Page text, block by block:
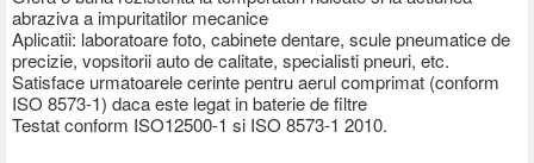
abraziva a impuritatilor mecanice
Aplicatii: laboratoare foto, cabinete dentare, scule pneumatice de
precizie, vopsitorii auto de calitate, specialisti pneuri, etc.
Satisface urmatoarele cerinte pentru aerul comprimat (conform
ISO 8573-1) daca este legat in baterie de filtre
Testat conform ISO12500-1 si ISO 8573-1 2010.